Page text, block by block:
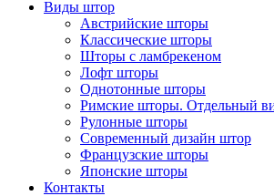
Виды штор
Австрийские шторы
Классические шторы
Шторы с ламбрекеном
Лофт шторы
Однотонные шторы
Римские шторы. Отдельный
Рулонные шторы
Современный дизайн штор
Французские шторы
Японские шторы
Контакты